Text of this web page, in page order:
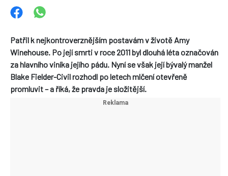
Patřil k nejkontroverznějším postavám v životě Amy
Winehouse. Po její smrti v roce 2011 byl dlouhá léta označován
za hlavního viníka jejího pádu. Nyní se však její bývalý manžel
Blake Fielder-Civil rozhodl po letech mlčení otevřeně
promluvit – a říká, že pravda je složitější.